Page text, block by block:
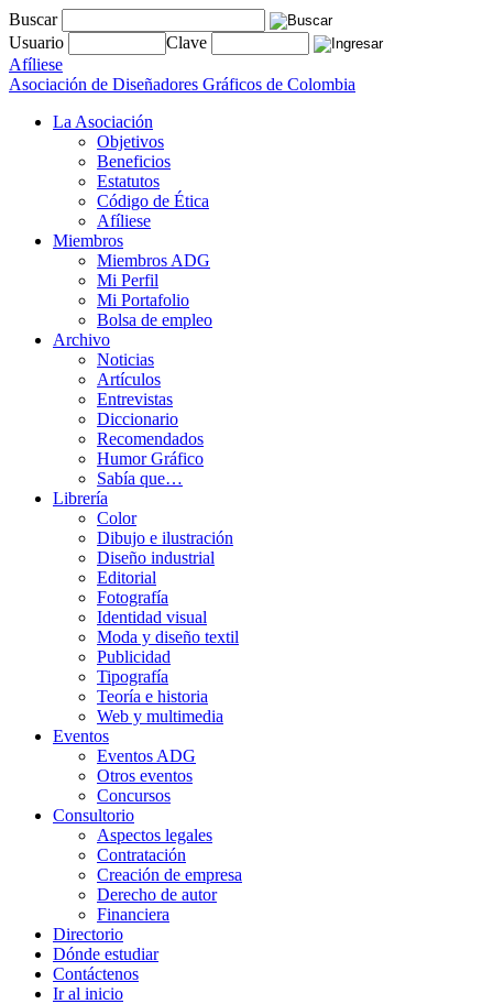
Buscar
Usuario
Clave
Afíliese
Asociación de Diseñadores Gráficos de Colombia
La Asociación
Objetivos
Beneficios
Estatutos
Código de Ética
Afíliese
Miembros
Miembros ADG
Mi Perfil
Mi Portafolio
Bolsa de empleo
Archivo
Noticias
Artículos
Entrevistas
Diccionario
Recomendados
Humor Gráfico
Sabía que…
Librería
Color
Dibujo e ilustración
Diseño industrial
Editorial
Fotografía
Identidad visual
Moda y diseño textil
Publicidad
Tipografía
Teoría e historia
Web y multimedia
Eventos
Eventos ADG
Otros eventos
Concursos
Consultorio
Aspectos legales
Contratación
Creación de empresa
Derecho de autor
Financiera
Directorio
Dónde estudiar
Contáctenos
Ir al inicio